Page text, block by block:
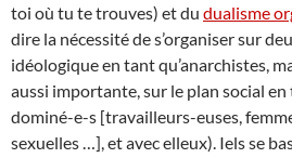
toi où tu te trouves) et du dualisme
dire la nécessité de s’organiser sur
idéologique en tant qu’anarchistes,
aussi importante, sur le plan social
dominé-e-s [travailleurs-euses,
sexuelles …], et avec elleux). Iels se